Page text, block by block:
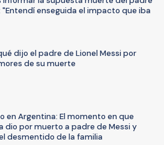
"Entendí enseguida el impacto que iba
dijo el padre de Lionel Messi por
de su muerte
en Argentina: El momento en que
dio por muerto a padre de Messi y
desmentido de la familia